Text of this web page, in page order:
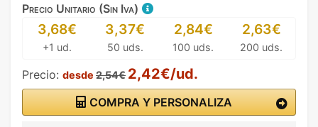
Precio Unitario (Sin Iva)
3,68€
+1 ud.
3,37€
50 uds.
2,84€
100 uds.
2,63€
200 uds.
Precio: desde 2,54€ 2,42€/ud.
COMPRA Y PERSONALIZA